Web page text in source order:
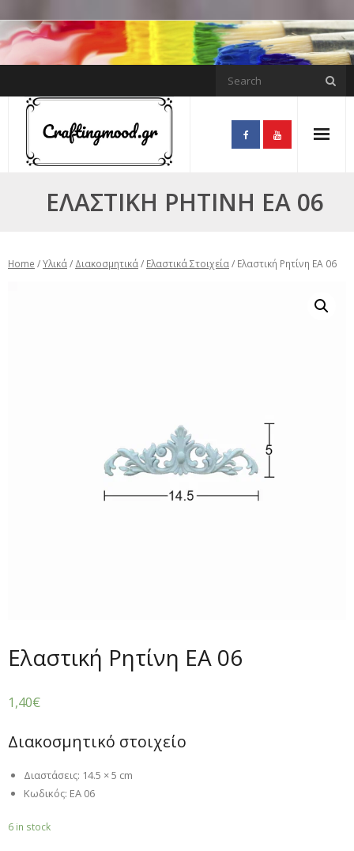
Skip
to
content
ΕΛΑΣΤΙΚΉ ΡΗΤΊΝΗ EA 06
Home /Υλικά/ Διακοσμητικά/ Ελαστικά Στοιχεία/ Ελαστική Ρητίνη EA 06
Ελαστική Ρητίνη EA 06
1,40€
Διακοσμητικό στοιχείο
Διαστάσεις: 14.5 × 5 cm
Κωδικός: EA 06
6 in stock